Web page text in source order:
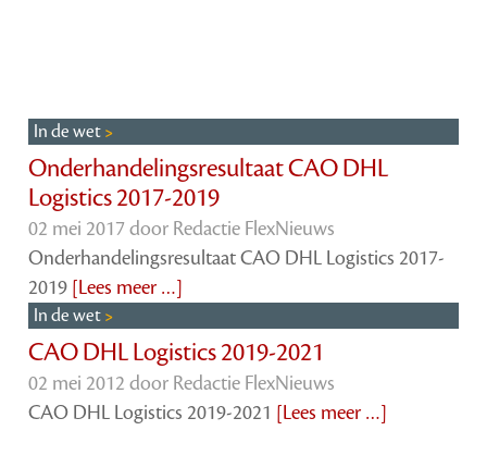
In de wet
Onderhandelingsresultaat CAO DHL
Logistics 2017-2019
02 mei 2017 door Redactie FlexNieuws
Onderhandelingsresultaat CAO DHL Logistics 2017-
2019 [Lees meer …]
In de wet
CAO DHL Logistics 2019-2021
02 mei 2012 door Redactie FlexNieuws
CAO DHL Logistics 2019-2021 [Lees meer …]